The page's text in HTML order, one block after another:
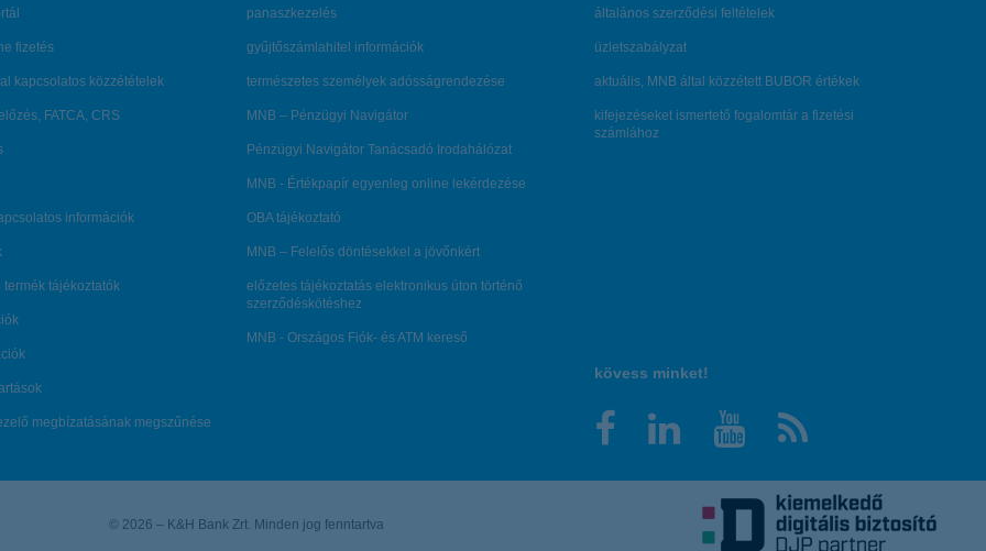
fizetés
kapcsolatos közzétételek
FATCA, CRS
információk
termék tájékoztatók
megbízatásának megszűnése
panaszkezelés
gyűjtőszámlahitel információk
természetes személyek adósságrendezése
MNB – Pénzügyi Navigátor
Pénzügyi Navigátor Tanácsadó Irodahálózat
MNB - Értékpapír egyenleg online lekérdezése
OBA tájékoztató
MNB – Felelős döntésekkel a jövőnkért
előzetes tájékoztatás elektronikus úton történő
szerződéskötéshez
MNB - Országos Fiók- és ATM kereső
általános szerződési feltételek
üzletszabályzat
aktuális, MNB által közzétett BUBOR értékek
kifejezéseket ismertető fogalomtár a fizetési
számlához
kövess minket!
© 2026 – K&H Bank Zrt. Minden jog fenntartva